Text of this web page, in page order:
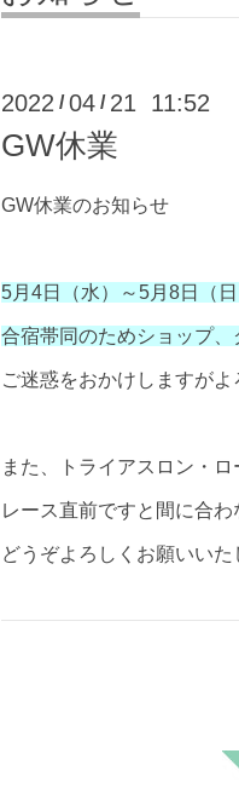
2022 /04 / 21 11:52
GW休業
GW休業のお知らせ
5月4日（水）～5月8日（日
合宿帯同のためショップ、
ご迷惑をおかけしますがよ
また、トライアスロン・
レース直前ですと間に合
どうぞよろしくお願いいた